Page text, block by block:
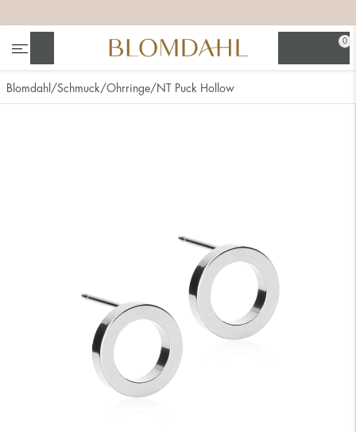
0
Blomdahl Schmuck Ohrringe NT Puck Hollow